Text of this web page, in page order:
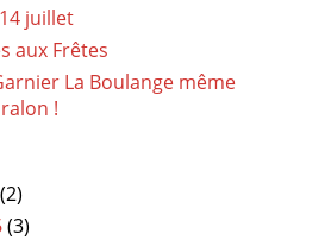
juillet
aux Frêtes
La Boulange même
!
(2)
(3)